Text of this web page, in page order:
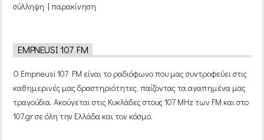
σύλληψη | παρακίνηση
EMPNEUSI 107 FM
Ο Empneusi 107 FM είναι το ραδιόφωνο που μας συντροφεύει στις
καθημερινές μας δραστηριότητες, παίζοντας τα αγαπημένα μας
τραγούδια. Ακούγεται στις Κυκλάδες στους 107 MHz των FM και στο
107.gr σε όλη την Ελλάδα και τον κόσμο.